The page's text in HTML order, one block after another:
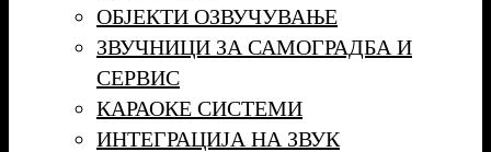
ОБЈЕКТИ ОЗВУЧУВАЊЕ
ЗВУЧНИЦИ ЗА САМОГРАДБА И
СЕРВИС
КАРАОКЕ СИСТЕМИ
ИНТЕГРАЦИЈА НА ЗВУК